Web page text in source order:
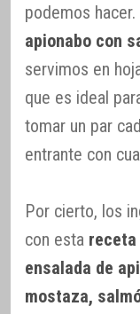
podemos
apionabo con
servimos en
que es ideal
tomar un par
entrante con
Por cierto, los
con esta
ensalada de
mostaza,